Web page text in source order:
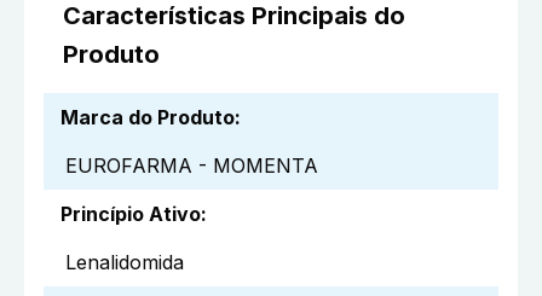
Características Principais do
Produto
Marca do Produto:
EUROFARMA - MOMENTA
Princípio Ativo:
Lenalidomida